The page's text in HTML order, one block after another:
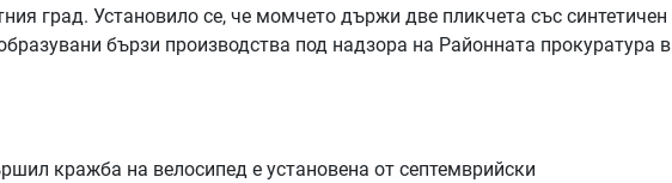
град. Установило се, че момчето държи две пликчета със синтетичен
бързи производства под надзора на Районната прокуратура в
кражба на велосипед е установена от септемврийски